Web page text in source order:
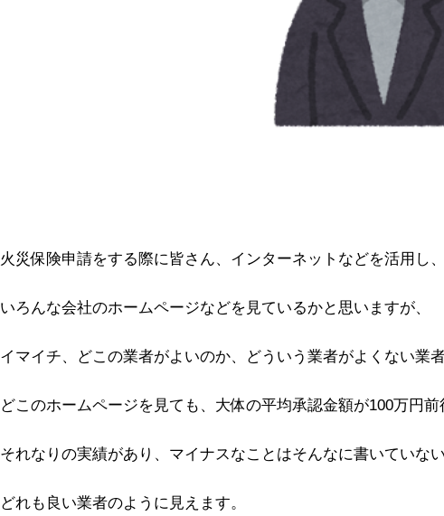
火災保険申請をする際に皆さん、インターネットなどを活用し、
いろんな会社のホームページなどを見ているかと思いますが、
イマイチ、どこの業者がよいのか、どういう業者がよくない業
どこのホームページを見ても、大体の平均承認金額が100万円前
それなりの実績があり、マイナスなことはそんなに書いていない
どれも良い業者のように見えます。